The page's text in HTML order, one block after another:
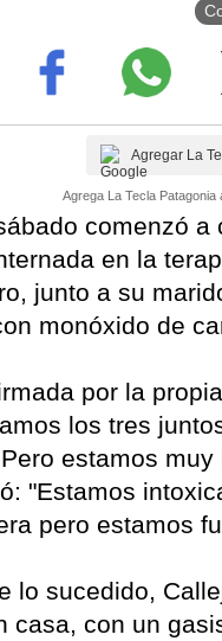
Agregar La
Agrega La Tecla Patagonia
comenzó
en la
junto a su
monóxido de
por la
los tres
estamos
"Estamos
pero estamos
lo sucedido,
casa, con un